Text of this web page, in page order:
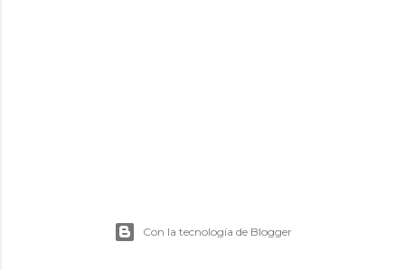
Con la tecnología de Blogger